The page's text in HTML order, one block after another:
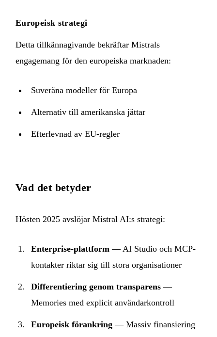
Europeisk strategi
Detta tillkännagivande bekräftar Mistrals
engagemang för den europeiska marknaden:
Suveräna modeller för Europa
Alternativ till amerikanska jättar
Efterlevnad av EU-regler
Vad det betyder
Hösten 2025 avslöjar Mistral AI:s strategi:
Enterprise-plattform — AI Studio och MCP-
kontakter riktar sig till stora organisationer
Differentiering genom transparens —
Memories med explicit användarkontroll
Europeisk förankring — Massiv finansiering